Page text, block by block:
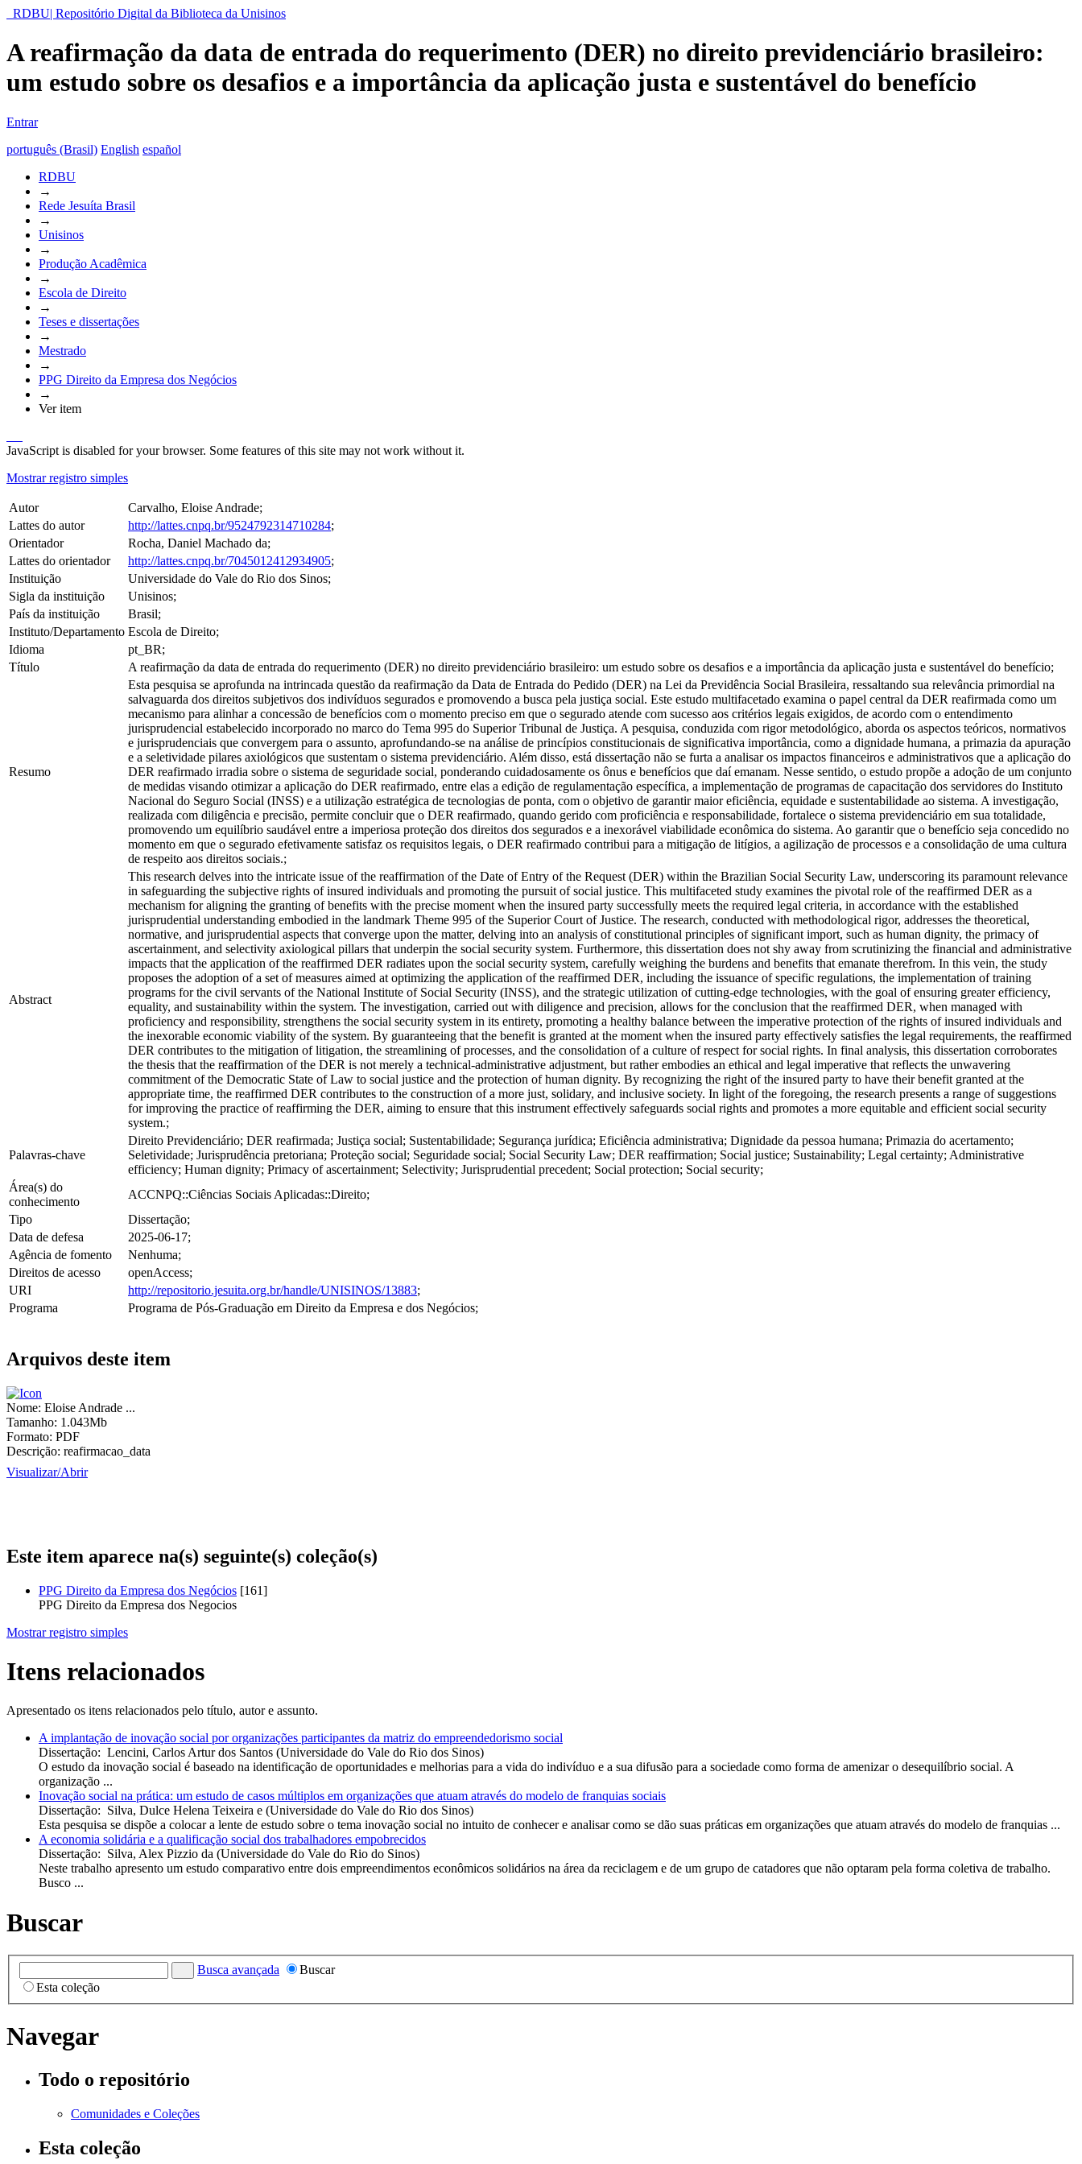
RDBU| Repositório Digital da Biblioteca da Unisinos
A reafirmação da data de entrada do requerimento (DER) no direito previdenciário brasileiro:
um estudo sobre os desafios e a importância da aplicação justa e sustentável do benefício
Entrar
português (Brasil) English español
RDBU
→
Rede Jesuíta Brasil
→
Unisinos
→
Produção Acadêmica
→
Escola de Direito
→
Teses e dissertações
→
Mestrado
→
PPG Direito da Empresa dos Negócios
→
Ver item
JavaScript is disabled for your browser. Some features of this site may not work without it.
Mostrar registro simples
Autor
Carvalho, Eloise Andrade;
Lattes do autor
http://lattes.cnpq.br/9524792314710284;
Orientador
Rocha, Daniel Machado da;
Lattes do orientador
http://lattes.cnpq.br/7045012412934905;
Instituição
Universidade do Vale do Rio dos Sinos;
Sigla da instituição
Unisinos;
País da instituição
Brasil;
Instituto/Departamento Escola de Direito;
Idioma
pt_BR;
Título
A reafirmação da data de entrada do requerimento (DER) no direito previdenciário brasileiro: um estudo sobre os desafios e a importância da aplicação justa e sustentável do benefício;
Resumo
Esta pesquisa se aprofunda na intrincada questão da reafirmação da Data de Entrada do Pedido (DER) na Lei da Previdência Social Brasileira, ressaltando sua relevância primordial na
salvaguarda dos direitos subjetivos dos indivíduos segurados e promovendo a busca pela justiça social. Este estudo multifacetado examina o papel central da DER reafirmada como um
mecanismo para alinhar a concessão de benefícios com o momento preciso em que o segurado atende com sucesso aos critérios legais exigidos, de acordo com o entendimento
jurisprudencial estabelecido incorporado no marco do Tema 995 do Superior Tribunal de Justiça. A pesquisa, conduzida com rigor metodológico, aborda os aspectos teóricos, normativos
e jurisprudenciais que convergem para o assunto, aprofundando-se na análise de princípios constitucionais de significativa importância, como a dignidade humana, a primazia da apuração
e a seletividade pilares axiológicos que sustentam o sistema previdenciário. Além disso, está dissertação não se furta a analisar os impactos financeiros e administrativos que a aplicação do
DER reafirmado irradia sobre o sistema de seguridade social, ponderando cuidadosamente os ônus e benefícios que daí emanam. Nesse sentido, o estudo propõe a adoção de um conjunto
de medidas visando otimizar a aplicação do DER reafirmado, entre elas a edição de regulamentação específica, a implementação de programas de capacitação dos servidores do Instituto
Nacional do Seguro Social (INSS) e a utilização estratégica de tecnologias de ponta, com o objetivo de garantir maior eficiência, equidade e sustentabilidade ao sistema. A investigação,
realizada com diligência e precisão, permite concluir que o DER reafirmado, quando gerido com proficiência e responsabilidade, fortalece o sistema previdenciário em sua totalidade,
promovendo um equilíbrio saudável entre a imperiosa proteção dos direitos dos segurados e a inexorável viabilidade econômica do sistema. Ao garantir que o benefício seja concedido no
momento em que o segurado efetivamente satisfaz os requisitos legais, o DER reafirmado contribui para a mitigação de litígios, a agilização de processos e a consolidação de uma cultura
de respeito aos direitos sociais.;
Abstract
This research delves into the intricate issue of the reaffirmation of the Date of Entry of the Request (DER) within the Brazilian Social Security Law, underscoring its paramount relevance
in safeguarding the subjective rights of insured individuals and promoting the pursuit of social justice. This multifaceted study examines the pivotal role of the reaffirmed DER as a
mechanism for aligning the granting of benefits with the precise moment when the insured party successfully meets the required legal criteria, in accordance with the established
jurisprudential understanding embodied in the landmark Theme 995 of the Superior Court of Justice. The research, conducted with methodological rigor, addresses the theoretical,
normative, and jurisprudential aspects that converge upon the matter, delving into an analysis of constitutional principles of significant import, such as human dignity, the primacy of
ascertainment, and selectivity axiological pillars that underpin the social security system. Furthermore, this dissertation does not shy away from scrutinizing the financial and administrative
impacts that the application of the reaffirmed DER radiates upon the social security system, carefully weighing the burdens and benefits that emanate therefrom. In this vein, the study
proposes the adoption of a set of measures aimed at optimizing the application of the reaffirmed DER, including the issuance of specific regulations, the implementation of training
programs for the civil servants of the National Institute of Social Security (INSS), and the strategic utilization of cutting-edge technologies, with the goal of ensuring greater efficiency,
equality, and sustainability within the system. The investigation, carried out with diligence and precision, allows for the conclusion that the reaffirmed DER, when managed with
proficiency and responsibility, strengthens the social security system in its entirety, promoting a healthy balance between the imperative protection of the rights of insured individuals and
the inexorable economic viability of the system. By guaranteeing that the benefit is granted at the moment when the insured party effectively satisfies the legal requirements, the reaffirmed
DER contributes to the mitigation of litigation, the streamlining of processes, and the consolidation of a culture of respect for social rights. In final analysis, this dissertation corroborates
the thesis that the reaffirmation of the DER is not merely a technical-administrative adjustment, but rather embodies an ethical and legal imperative that reflects the unwavering
commitment of the Democratic State of Law to social justice and the protection of human dignity. By recognizing the right of the insured party to have their benefit granted at the
appropriate time, the reaffirmed DER contributes to the construction of a more just, solidary, and inclusive society. In light of the foregoing, the research presents a range of suggestions
for improving the practice of reaffirming the DER, aiming to ensure that this instrument effectively safeguards social rights and promotes a more equitable and efficient social security
system.;
Palavras-chave
Direito Previdenciário; DER reafirmada; Justiça social; Sustentabilidade; Segurança jurídica; Eficiência administrativa; Dignidade da pessoa humana; Primazia do acertamento;
Seletividade; Jurisprudência pretoriana; Proteção social; Seguridade social; Social Security Law; DER reaffirmation; Social justice; Sustainability; Legal certainty; Administrative
efficiency; Human dignity; Primacy of ascertainment; Selectivity; Jurisprudential precedent; Social protection; Social security;
Área(s) do
conhecimento
ACCNPQ::Ciências Sociais Aplicadas::Direito;
Tipo
Dissertação;
Data de defesa
2025-06-17;
Agência de fomento
Nenhuma;
Direitos de acesso
openAccess;
URI
http://repositorio.jesuita.org.br/handle/UNISINOS/13883;
Programa
Programa de Pós-Graduação em Direito da Empresa e dos Negócios;
Arquivos deste item
Nome: Eloise Andrade ...
Tamanho: 1.043Mb
Formato: PDF
Descrição: reafirmacao_data
Visualizar/Abrir
Este item aparece na(s) seguinte(s) coleção(s)
PPG Direito da Empresa dos Negócios [161]
PPG Direito da Empresa dos Negocios
Mostrar registro simples
Itens relacionados
Apresentado os itens relacionados pelo título, autor e assunto.
A implantação de inovação social por organizações participantes da matriz do empreendedorismo social
Dissertação: Lencini, Carlos Artur dos Santos (Universidade do Vale do Rio dos Sinos)
O estudo da inovação social é baseado na identificação de oportunidades e melhorias para a vida do indivíduo e a sua difusão para a sociedade como forma de amenizar o desequilíbrio social. A
organização ...
Inovação social na prática: um estudo de casos múltiplos em organizações que atuam através do modelo de franquias sociais
Dissertação: Silva, Dulce Helena Teixeira e (Universidade do Vale do Rio dos Sinos)
Esta pesquisa se dispõe a colocar a lente de estudo sobre o tema inovação social no intuito de conhecer e analisar como se dão suas práticas em organizações que atuam através do modelo de franquias ...
A economia solidária e a qualificação social dos trabalhadores empobrecidos
Dissertação: Silva, Alex Pizzio da (Universidade do Vale do Rio do Sinos)
Neste trabalho apresento um estudo comparativo entre dois empreendimentos econômicos solidários na área da reciclagem e de um grupo de catadores que não optaram pela forma coletiva de trabalho.
Busco ...
Buscar
Busca avançada
Buscar
Esta coleção
Navegar
Todo o repositório
Comunidades e Coleções
Esta coleção